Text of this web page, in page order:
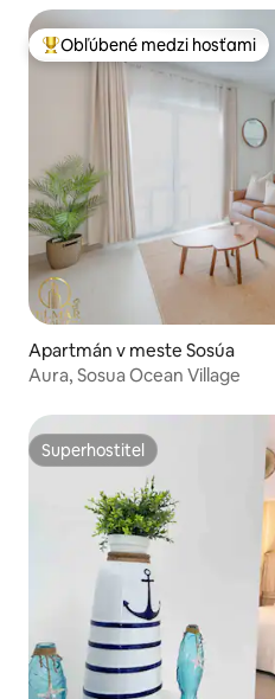
Najobľúbenejšie medzi hosťami
Obľúbené medzi hosťami
Apartmán v meste Sosúa
Aura, Sosua Ocean Village
Superhostiteľ
Superhostiteľ